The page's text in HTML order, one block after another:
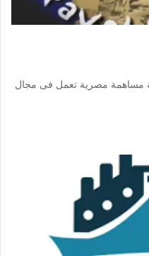
مساهمة مصرية تعمل فى مجال